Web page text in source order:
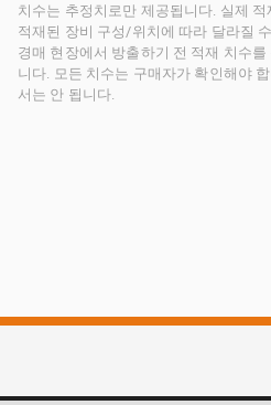
치수는 추정치로만 제공됩니다. 실제
적재된 장비 구성/위치에 따라 달라질
경매 현장에서 방출하기 전 적재 치수
니다. 모든 치수는 구매자가 확인해야
서는 안 됩니다.